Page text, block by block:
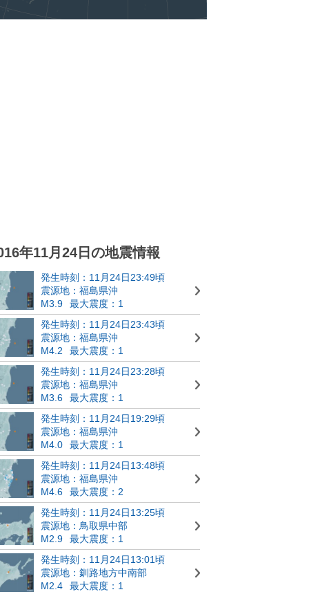
年11月24日の地震情報
発生時刻：11月24日23:49頃
震源地：福島県沖
M3.9
最大震度：1
発生時刻：11月24日23:43頃
震源地：福島県沖
M4.2
最大震度：1
発生時刻：11月24日23:28頃
震源地：福島県沖
M3.6
最大震度：1
発生時刻：11月24日19:29頃
震源地：福島県沖
M4.0
最大震度：1
発生時刻：11月24日13:48頃
震源地：福島県沖
M4.6
最大震度：2
発生時刻：11月24日13:25頃
震源地：鳥取県中部
M2.9
最大震度：1
発生時刻：11月24日13:01頃
震源地：釧路地方中南部
M2.4
最大震度：1